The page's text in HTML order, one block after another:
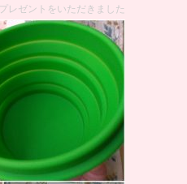
レゼントをいただきました